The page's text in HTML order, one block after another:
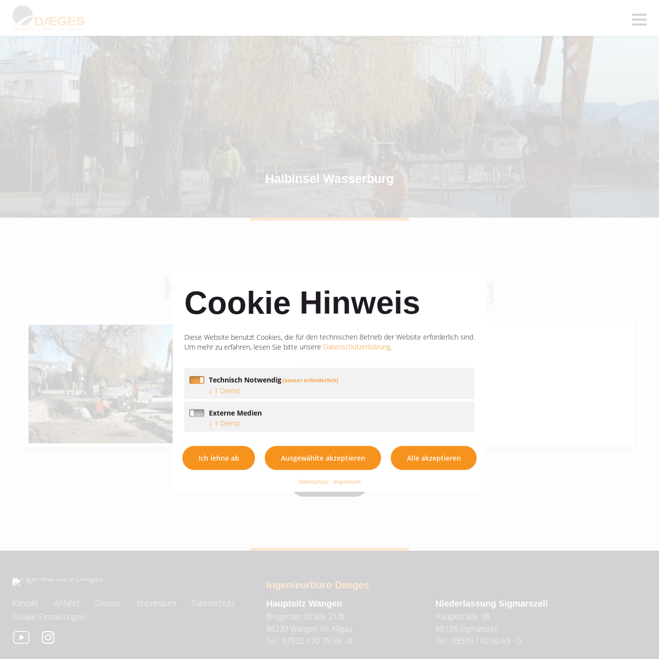
Halbinsel Wasserburg
Halbinsel Wasserburg
Zeig mehr
Kontakt Anfahrt Glossar Impressum
Datenschutz
Cookie-Einstellungen
Ingenieurbüro Daeges
Hauptsitz Wangen
Bregenzer Straße 21/b
88239 Wangen im Allgäu
Tel.: 07522 / 70 75 99 - 0
Niederlassung Sigmarszell
Hauptstraße 38
88138 Sigmarszell
Tel.: 08389 / 92 90 69 - 0
Cookie Hinweis
Diese Website benutzt Cookies, die für den technischen Betrieb der Website erforderlich sind.
Um mehr zu erfahren, lesen Sie bitte unsere Datenschutzerklärung.
Technisch Notwendig(immer erforderlich)
↓ 1 Dienst
Externe Medien
↓ 1 Dienst
Ich lehne ab Ausgewählte akzeptieren Alle akzeptieren
Datenschutz Impressum